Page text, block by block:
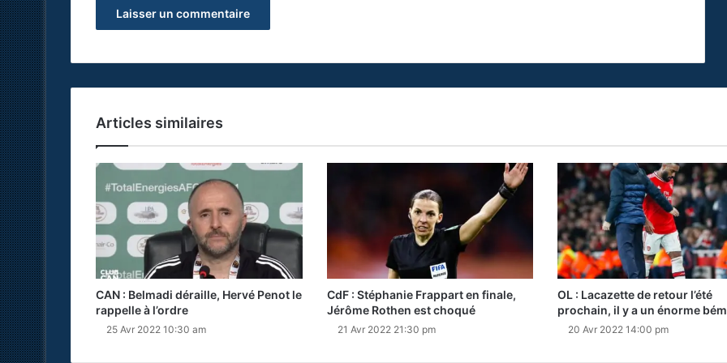
Articles similaires
CAN : Belmadi déraille, Hervé Penot le
rappelle à l’ordre
25 Avr 2022 10:30 am
CdF : Stéphanie Frappart en finale,
Jérôme Rothen est choqué
21 Avr 2022 21:30 pm
OL : Lacazette de retour l’été
prochain, il y a un énorme
20 Avr 2022 14:00 pm